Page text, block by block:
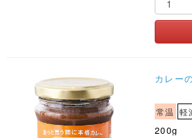
カレー
常温 軽
200g